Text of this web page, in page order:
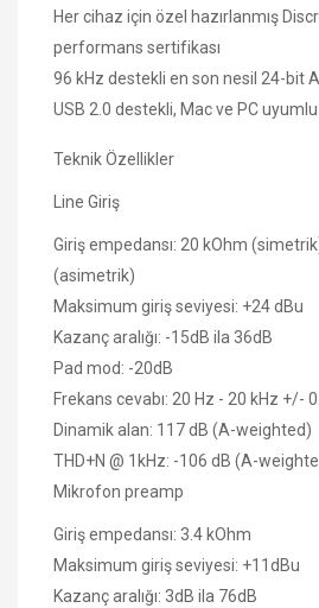
Her cihaz için özel hazırlanmış
performans sertifikası
96 kHz destekli en son nesil 24-bit
USB 2.0 destekli, Mac ve PC
Teknik Özellikler
Line Giriş
Giriş empedansı: 20 kOhm
(asimetrik)
Maksimum giriş seviyesi: +24 dBu
Kazanç aralığı: -15dB ila 36dB
Pad mod: -20dB
Frekans cevabı: 20 Hz - 20 kHz +/-
Dinamik alan: 117 dB (A-weighted)
THD+N @ 1kHz: -106 dB (A-
Mikrofon preamp
Giriş empedansı: 3.4 kOhm
Maksimum giriş seviyesi: +11dBu
Kazanç aralığı: 3dB ila 76dB